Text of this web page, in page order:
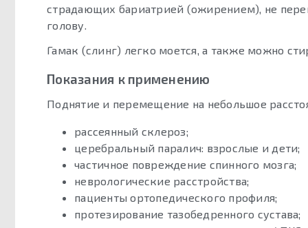
страдающих бариатрией (ожирением), не
голову.
Гамак (слинг) легко моется, а также можно
Показания к применению
Поднятие и перемещение на небольшое
рассеянный склероз;
церебральный паралич: взрослые и дети;
частичное повреждение спинного мозга;
неврологические расстройства;
пациенты ортопедического профиля;
протезирование тазобедренного сустава;